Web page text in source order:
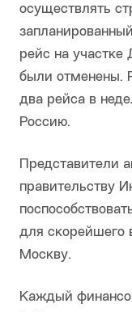
осуществлять
рейс на
были отменены.
два рейса в
Россию.
Представители
правительству
для скорейшего
Москву.
Каждый